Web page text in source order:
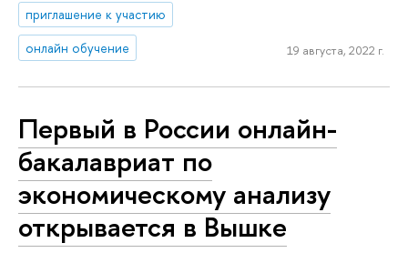
приглашение к участию
онлайн обучение
19 августа, 2022 г.
Первый в России онлайн-
бакалавриат по
экономическому анализу
открывается в Вышке